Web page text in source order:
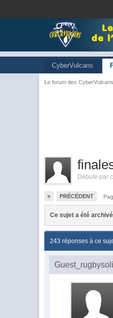
CyberVulcans
Le forum des CyberVulcans
Débuté par
« PRÉCÉDENT
Ce sujet a été archivé
243 réponses à ce